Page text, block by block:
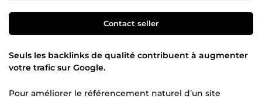
Contact seller
Seuls les backlinks de qualité contribuent à augmenter
votre trafic sur Google.
Pour améliorer le référencement naturel d’un site